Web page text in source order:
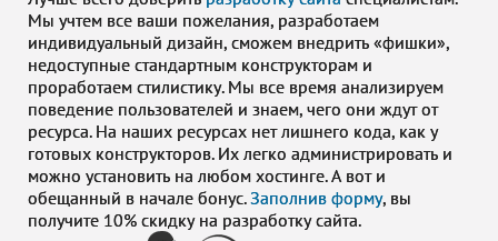
Мы учтем все ваши пожелания, разработаем
индивидуальный дизайн, сможем внедрить «фишки»,
недоступные стандартным конструкторам и
проработаем стилистику. Мы все время анализируем
поведение пользователей и знаем, чего они ждут от
ресурса. На наших ресурсах нет лишнего кода, как у
готовых конструкторов. Их легко администрировать и
можно установить на любом хостинге. А вот и
обещанный в начале бонус.Заполнив форму, вы
получите 10% скидку на разработку сайта.